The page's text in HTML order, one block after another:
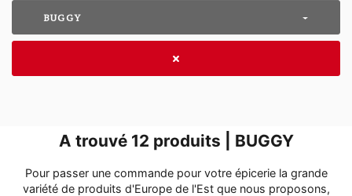
BUGGY
A trouvé 12 produits | BUGGY
Pour passer une commande pour votre épicerie la grande
variété de produits d'Europe de l'Est que nous proposons,